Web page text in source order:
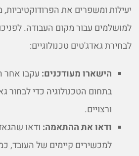
יעילות ומשפרים את
למושלמים עבור מקום העבודה.
לבחירת גאדג'טים טכנולוגיים:
הישארו מעודכנים: עקבו אחר
בתחום הטכנולוגיה כדי לבחור
ורצויים.
ודאו את ההתאמה: ודאו
למכשירים קיימים של העובד,